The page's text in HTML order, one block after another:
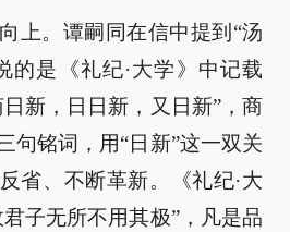
上。谭嗣同在信中提到“汤
的是《礼纪·大学》中记载
新，日日新，又日新”，商
句铭词，用“日新”这一双关
省、不断革新。《礼纪·大
子无所不用其极”，凡是品